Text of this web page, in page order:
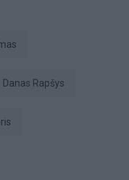
Danas Rapšys